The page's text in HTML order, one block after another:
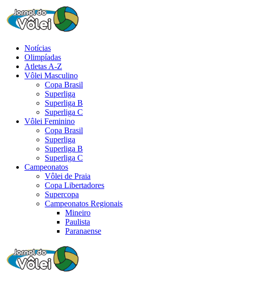
Notícias
Olimpíadas
Atletas A-Z
Vôlei Masculino
Copa Brasil
Superliga
Superliga B
Superliga C
Vôlei Feminino
Copa Brasil
Superliga
Superliga B
Superliga C
Campeonatos
Vôlei de Praia
Copa Libertadores
Supercopa
Campeonatos Regionais
Mineiro
Paulista
Paranaense